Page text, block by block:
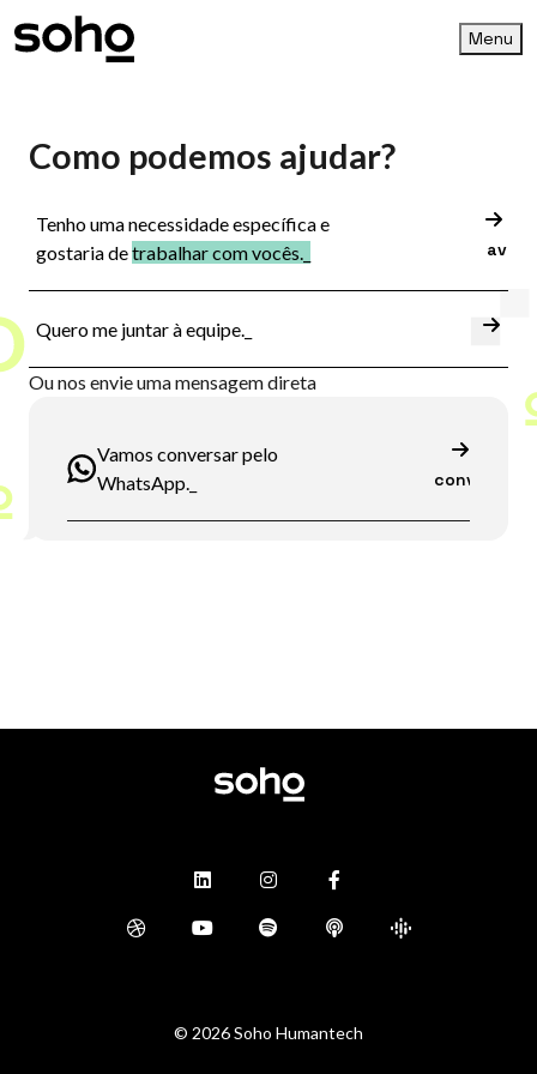
Menu
Como podemos ajudar?
Tenho uma necessidade específica e
gostaria detrabalhar com vocês._
Quero me juntar à equipe._
Ou nos envie uma mensagem direta
Vamos conversar pelo
WhatsApp._
conversar
© 2026 Soho Humantech